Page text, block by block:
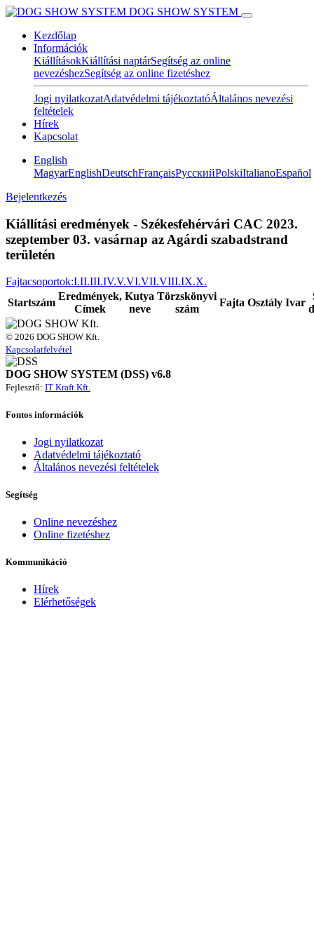
DOG SHOW SYSTEM
Kezdőlap
Információk
KiállításokKiállítási naptárSegítség az online
nevezéshezSegítség az online fizetéshez
Jogi nyilatkozatAdatvédelmi tájékoztatóÁltalános nevezési
feltételek
Hírek
Kapcsolat
English
MagyarEnglishDeutschFrançaisPусскийPolskiItalianoEspañol
Bejelentkezés
Kiállítási eredmények - Székesfehérvári CAC 2023.
szeptember 03. vasárnap az Agárdi szabadstrand
területén
Fajtacsoportok:I.II.III.IV.V.VI.VII.VIII.IX.X.
Startszám
Eredmények,
Címek
Kutya
neve
Törzskönyvi
szám
Fajta Osztály Ivar
© 2026 DOG SHOW Kft.
Kapcsolatfelvétel
DOG SHOW SYSTEM (DSS) v6.8
Fejlesztő: IT Kraft Kft.
Fontos információk
Jogi nyilatkozat
Adatvédelmi tájékoztató
Általános nevezési feltételek
Segítség
Online nevezéshez
Online fizetéshez
Kommunikáció
Hírek
Elérhetőségek